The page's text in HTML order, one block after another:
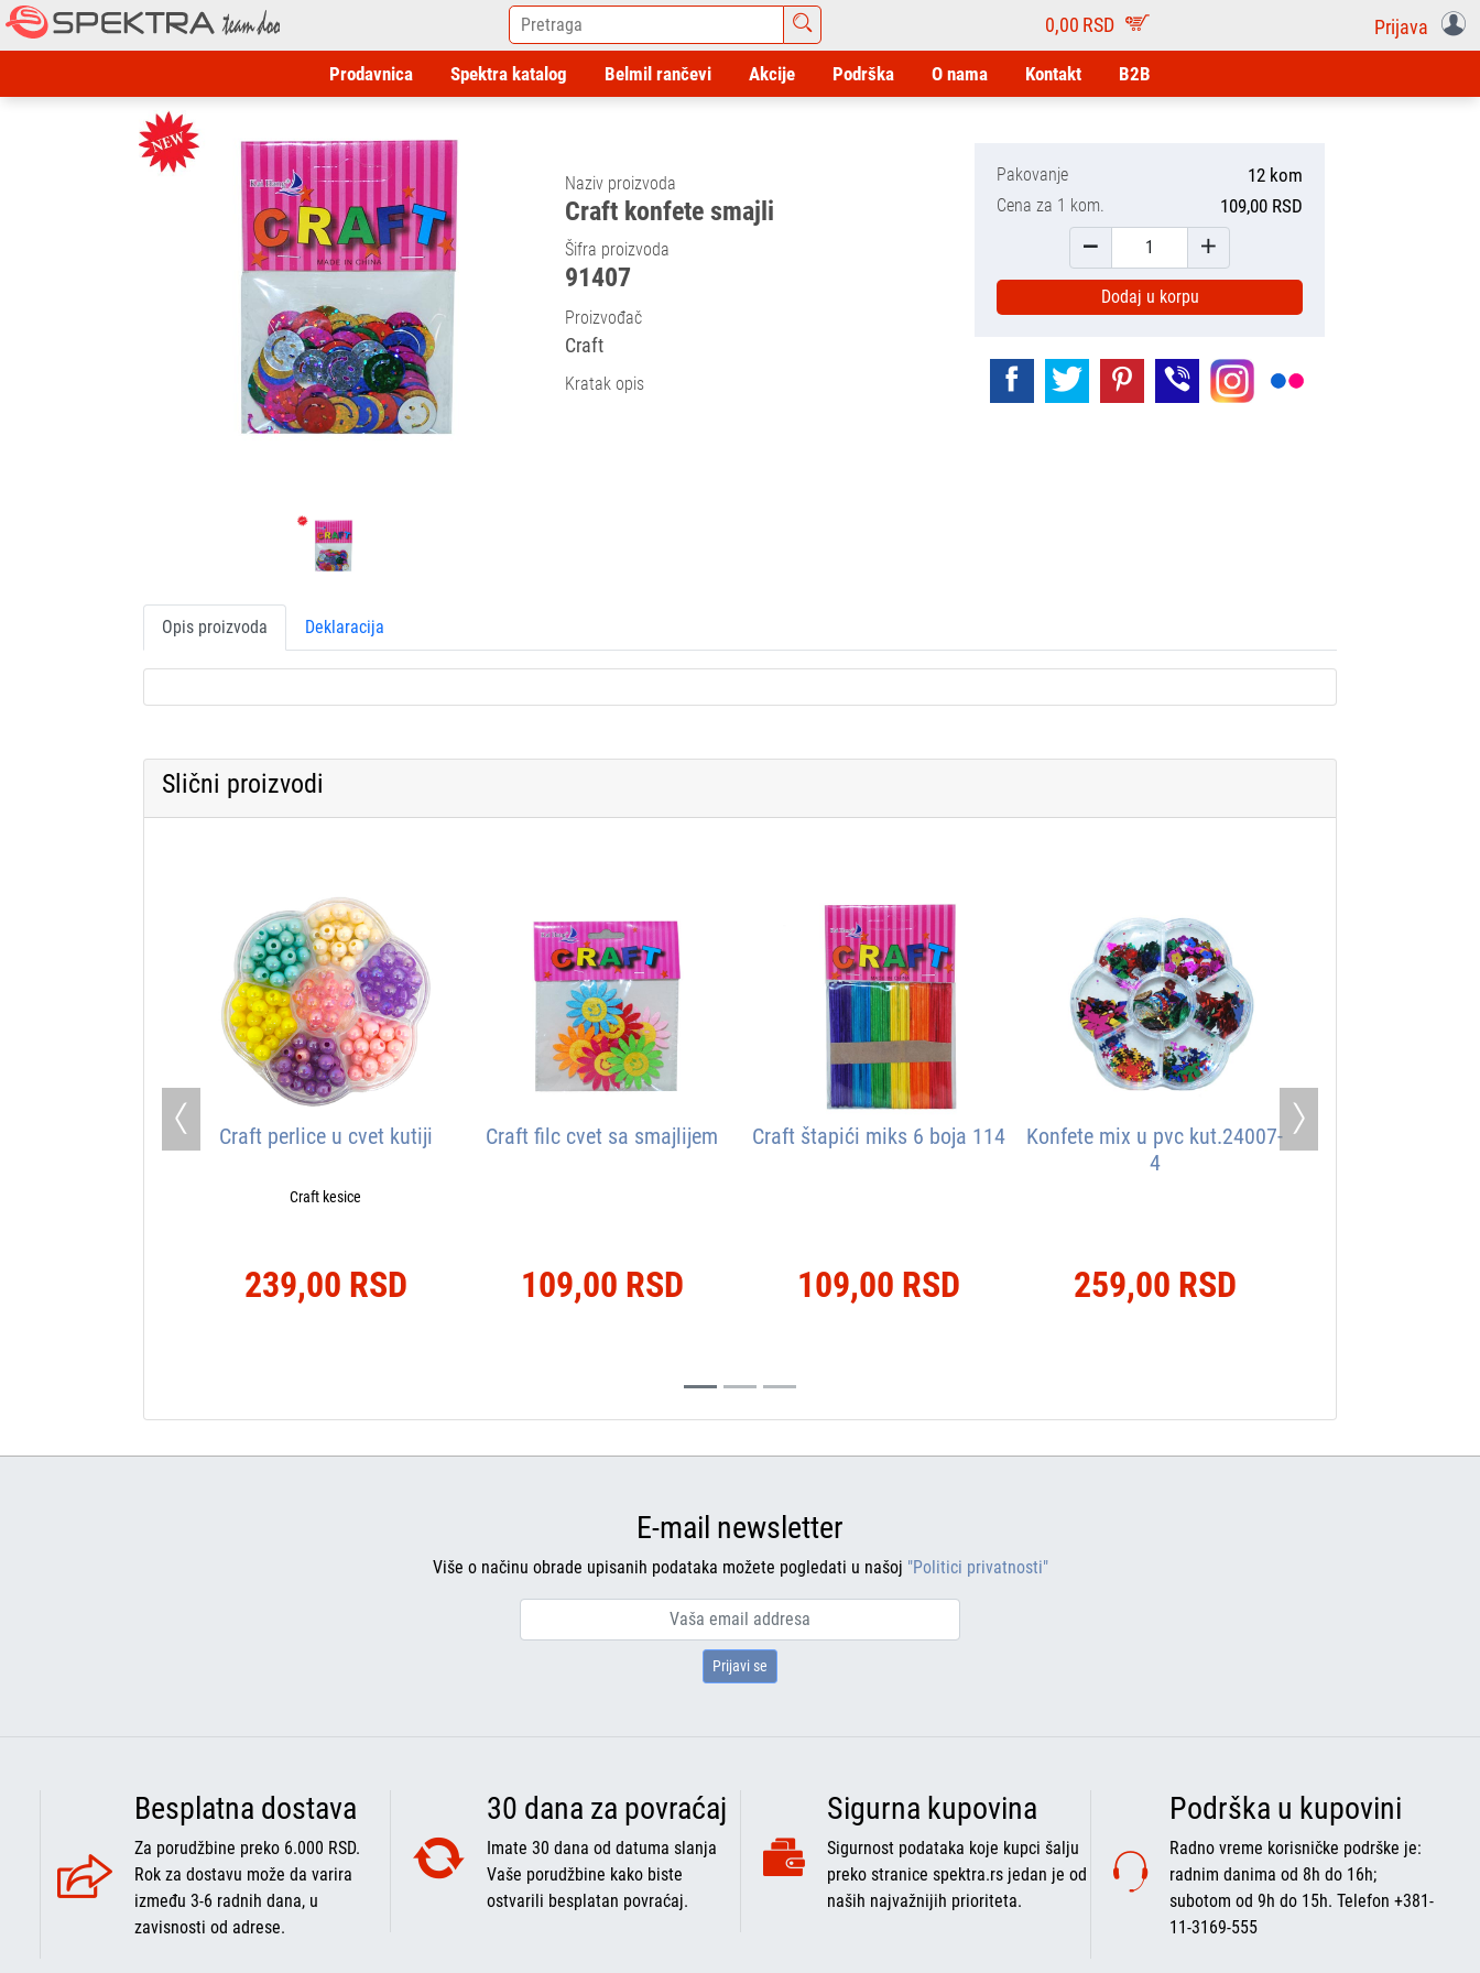
0,00 RSD Prijava
Prodavnica Spektra katalog Belmil rančevi Akcije Podrška O nama Kontakt B2B
Naziv proizvoda
Craft konfete smajli
Šifra proizvoda
91407
Proizvođač
Craft
Kratak opis
Pakovanje 12 kom
Cena za 1 kom. 109,00 RSD
Dodaj u korpu
Opis proizvoda Deklaracija
Slični proizvodi
Craft perlice u cvet kutiji
Craft kesice
239,00 RSD
Craft filc cvet sa smajlijem
109,00 RSD
Craft štapići miks 6 boja 114
109,00 RSD
Konfete mix u pvc kut.24007-
4
259,00 RSD
Previous Next
E-mail newsletter
Više o načinu obrade upisanih podataka možete pogledati u našoj "Politici privatnosti"
Prijavi se
Besplatna dostava
Za porudžbine preko 6.000 RSD.
Rok za dostavu može da varira
između 3-6 radnih dana, u
zavisnosti od adrese.
30 dana za povraćaj
Imate 30 dana od datuma slanja
Vaše porudžbine kako biste
ostvarili besplatan povraćaj.
Sigurna kupovina
Sigurnost podataka koje kupci šalju
preko stranice spektra.rs jedan je od
naših najvažnijih prioriteta.
Podrška u kupovini
Radno vreme korisničke podrške je:
radnim danima od 8h do 16h;
subotom od 9h do 15h. Telefon +381-
11-3169-555